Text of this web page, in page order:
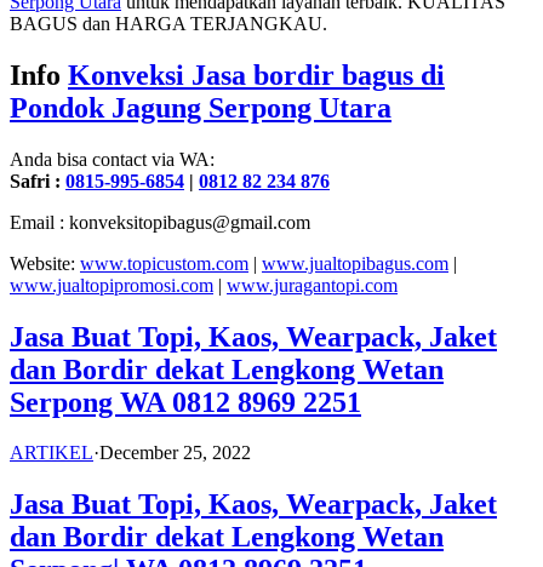
BAGUS dan HARGA TERJANGKAU.
Info Konveksi Jasa bordir bagus di
Pondok Jagung Serpong Utara
Anda bisa contact via WA:
Safri : 0815-995-6854 | 0812 82 234 876
Email : konveksitopibagus@gmail.com
Website: www.topicustom.com | www.jualtopibagus.com |
www.jualtopipromosi.com | www.juragantopi.com
Jasa Buat Topi, Kaos, Wearpack, Jaket
dan Bordir dekat Lengkong Wetan
Serpong WA 0812 8969 2251
ARTIKEL·December 25, 2022
Jasa Buat Topi, Kaos, Wearpack, Jaket
dan Bordir dekat Lengkong Wetan